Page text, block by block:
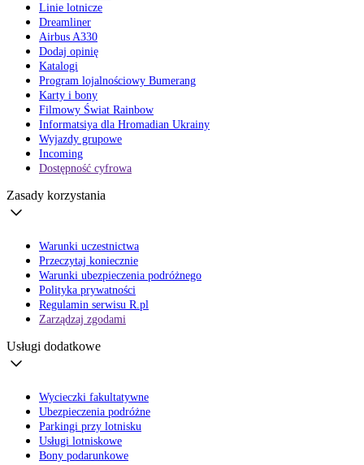
Linie lotnicze
Dreamliner
Airbus A330
Dodaj opinię
Katalogi
Program lojalnościowy Bumerang
Karty i bony
Filmowy Świat Rainbow
Informatsiya dla Hromadian Ukrainy
Wyjazdy grupowe
Incoming
Dostępność cyfrowa
Zasady korzystania
Warunki uczestnictwa
Przeczytaj koniecznie
Warunki ubezpieczenia podróżnego
Polityka prywatności
Regulamin serwisu R.pl
Zarządzaj zgodami
Usługi dodatkowe
Wycieczki fakultatywne
Ubezpieczenia podróżne
Parkingi przy lotnisku
Usługi lotniskowe
Bony podarunkowe